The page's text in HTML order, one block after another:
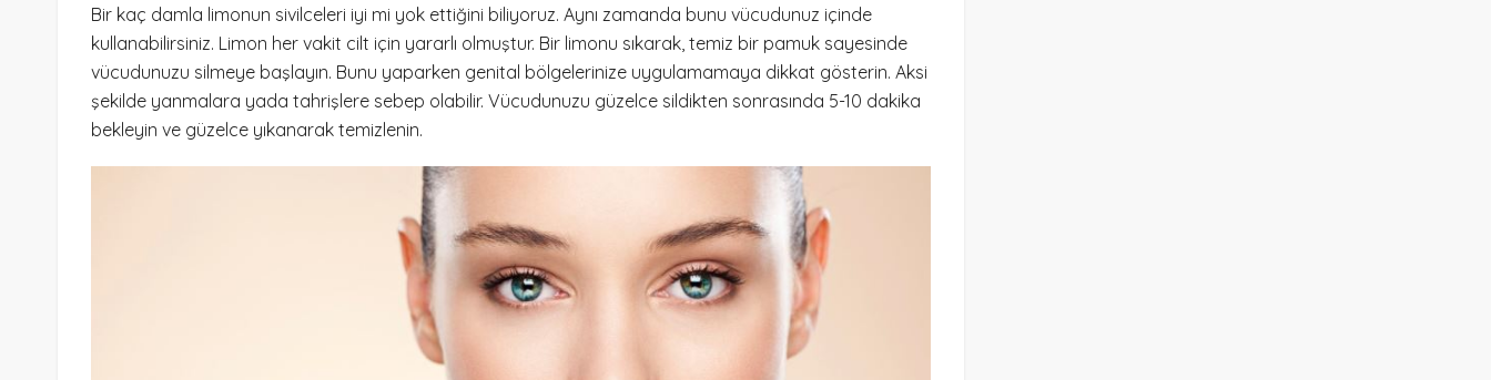
Bir kaç damla limonun sivilceleri iyi mi yok ettiğini biliyoruz. Aynı zamanda bunu vücudunuz içinde
kullanabilirsiniz. Limon her vakit cilt için yararlı olmuştur. Bir limonu sıkarak, temiz bir pamuk sayesinde
vücudunuzu silmeye başlayın. Bunu yaparken genital bölgelerinize uygulamamaya dikkat gösterin. Aksi
şekilde yanmalara yada tahrişlere sebep olabilir. Vücudunuzu güzelce sildikten sonrasında 5-10 dakika
bekleyin ve güzelce yıkanarak temizlenin.